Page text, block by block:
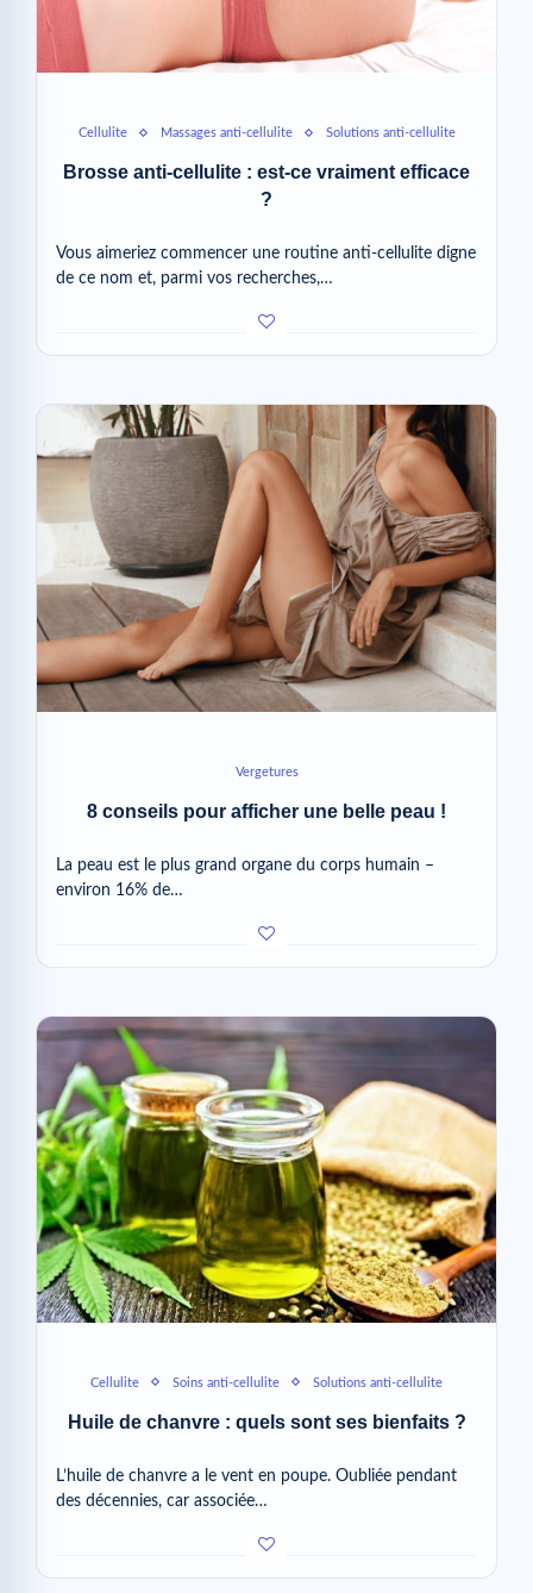
Cellulite Massages anti-cellulite Solutions anti-cellulite
Brosse anti-cellulite : est-ce vraiment efficace
?
Vous aimeriez commencer une routine anti-cellulite digne
de ce nom et, parmi vos recherches,…
Vergetures
8 conseils pour afficher une belle peau !
La peau est le plus grand organe du corps humain –
environ 16% de…
Cellulite Soins anti-cellulite Solutions anti-cellulite
Huile de chanvre : quels sont ses bienfaits ?
L’huile de chanvre a le vent en poupe. Oubliée pendant
des décennies, car associée…